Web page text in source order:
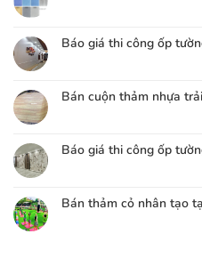
Báo giá thi công ốp
Bán cuộn thảm nhựa
Báo giá thi công ốp
Bán thảm cỏ nhân tạo